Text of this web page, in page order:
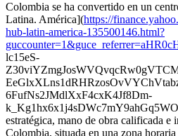
Colombia se ha convertido en un
Latina. América](https://
hub-latin-america-135500146.html?
lc15eS-
6FufNs2JMdlXxF4cxK4Jf8Dm-
estratégica, mano de obra calificada e
Colombia, situada en una zona